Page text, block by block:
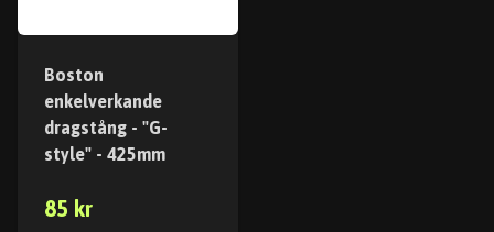
Boston
enkelverkande
dragstång - "G-
style" - 425mm
85 kr